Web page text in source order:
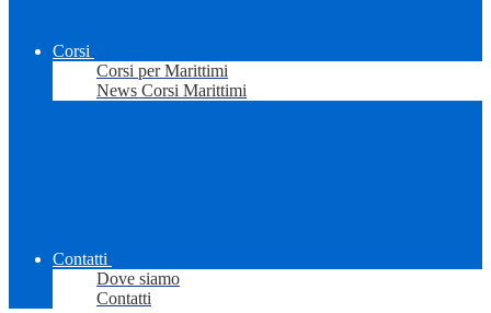
Corsi
Corsi per Marittimi
News Corsi Marittimi
Contatti
Dove siamo
Contatti